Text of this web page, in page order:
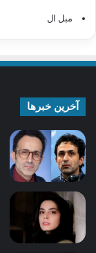
مبل ال
آخرین خبرها